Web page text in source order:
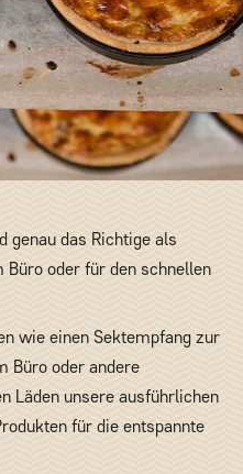
genau das Richtige als
oder für den schnellen
wie einen Sektempfang zur
Büro oder andere
Läden unsere ausführlichen
für die entspannte